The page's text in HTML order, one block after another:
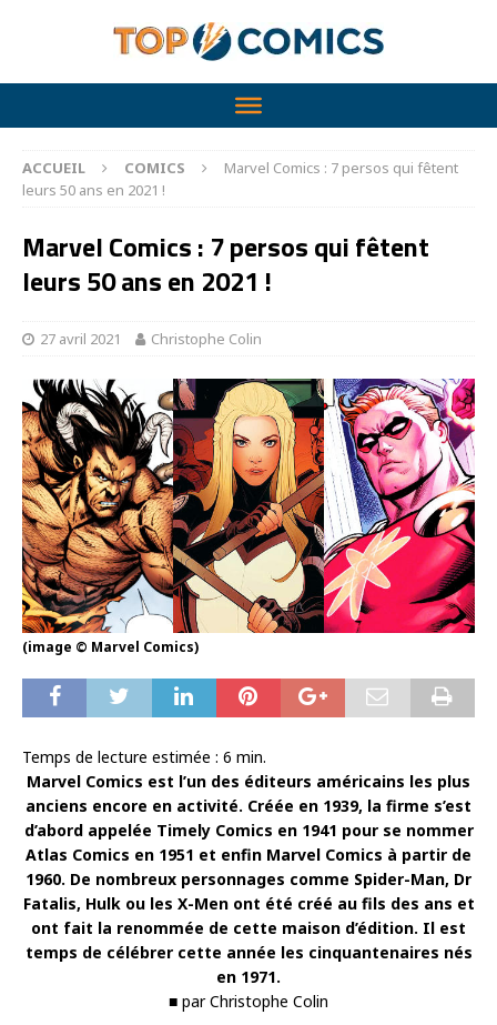
ACCUEIL COMICS
Marvel Comics : 7 persos qui fêtent
leurs 50 ans en 2021 !
Marvel Comics : 7 persos qui fêtent
leurs 50 ans en 2021 !
27 avril 2021 Christophe Colin
(image © Marvel Comics)
Temps de lecture estimée : 6 min.
Marvel Comics est l’un des éditeurs américains les plus
anciens encore en activité. Créée en 1939, la firme s’est
d’abord appelée Timely Comics en 1941 pour se nommer
Atlas Comics en 1951 et enfin Marvel Comics à partir de
1960. De nombreux personnages comme Spider-Man, Dr
Fatalis, Hulk ou les X-Men ont été créé au fils des ans et
ont fait la renommée de cette maison d’édition. Il est
temps de célébrer cette année les cinquantenaires nés
en 1971.
■ par Christophe Colin